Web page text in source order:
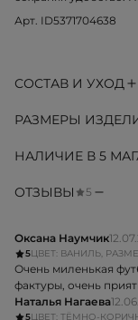
Арт. ID5371704638
СОСТАВ И УХОД
РАЗМЕРЫ
НАЛИЧИЕ В 5
ОТЗЫВЫ 5
Оксана Наумчик
5ЦВЕТ: ВАНИЛЬ,
Очень миленькая
фактуры, очень
Наталья Нагаева
5ЦВЕТ: ТЁМНО-